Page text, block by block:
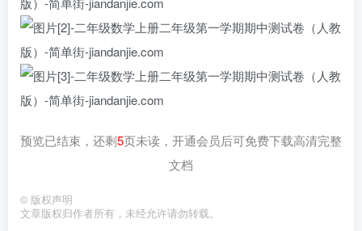
预览已结束，还剩5页未读，开通会员后可免费下载高清完整
文档
© 版权声明
文章版权归作者所有，未经允许请勿转载。